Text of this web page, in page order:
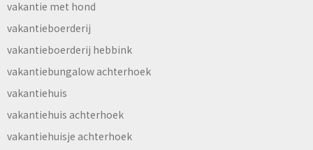
vakantie met hond
vakantieboerderij
vakantieboerderij hebbink
vakantiebungalow achterhoek
vakantiehuis
vakantiehuis achterhoek
vakantiehuisje achterhoek